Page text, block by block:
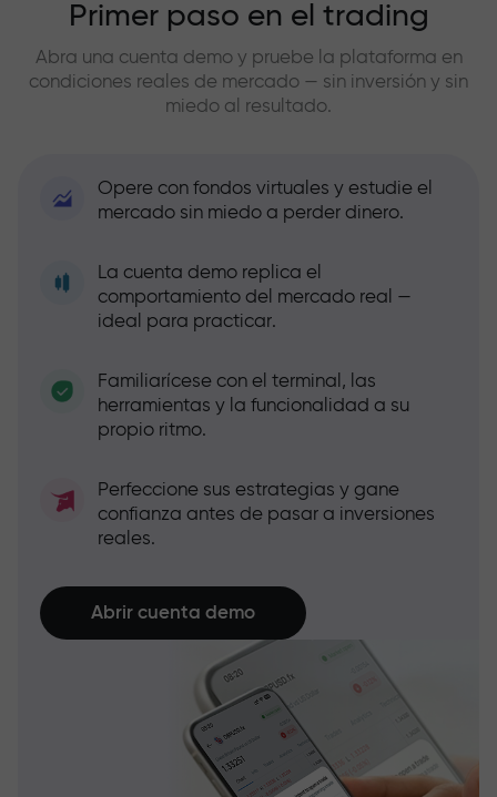
Primer paso en el trading
Abra una cuenta demo y pruebe la plataforma en
condiciones reales de mercado — sin inversión y sin
miedo al resultado.
Opere con fondos virtuales y estudie el
mercado sin miedo a perder dinero.
La cuenta demo replica el
comportamiento del mercado real —
ideal para practicar.
Familiarícese con el terminal, las
herramientas y la funcionalidad a su
propio ritmo.
Perfeccione sus estrategias y gane
confianza antes de pasar a inversiones
reales.
Abrir cuenta demo